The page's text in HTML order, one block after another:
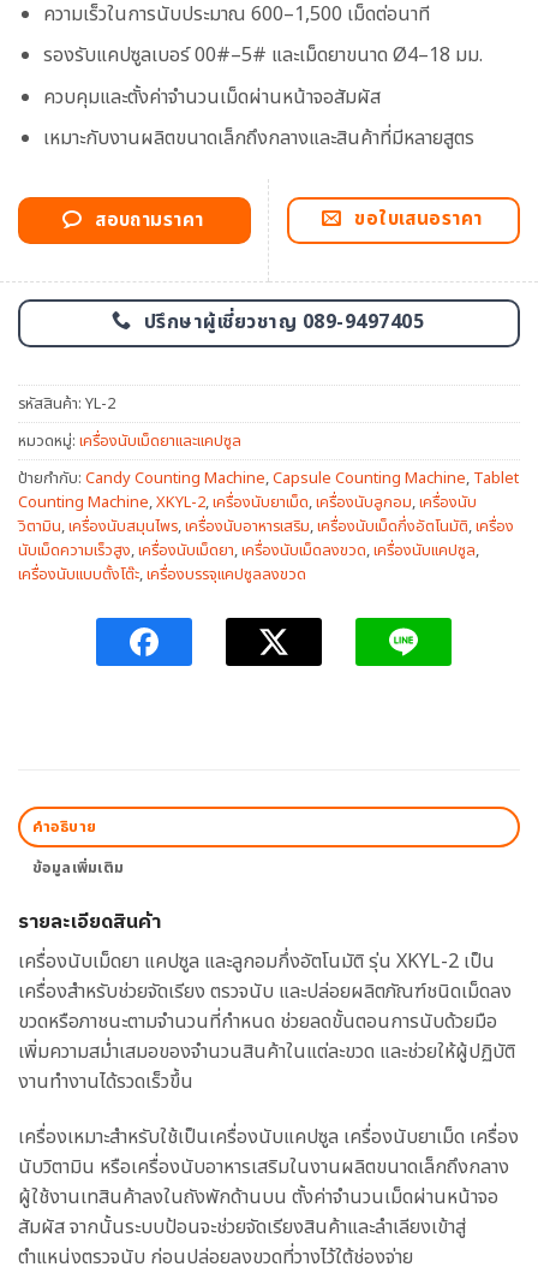
ความเร็วในการนับประมาณ 600–1,500 เม็ดต่อนาที
รองรับแคปซูลเบอร์ 00#–5# และเม็ดยาขนาด Ø4–18 มม.
ควบคุมและตั้งค่าจำนวนเม็ดผ่านหน้าจอสัมผัส
เหมาะกับงานผลิตขนาดเล็กถึงกลางและสินค้าที่มีหลายสูตร
สอบถามราคา ขอใบเสนอราคา
ปรึกษาผู้เชี่ยวชาญ 089-9497405
รหัสสินค้า: YL-2
หมวดหมู่: เครื่องนับเม็ดยาและแคปซูล
ป้ายกำกับ: Candy Counting Machine,Capsule Counting Machine, Tablet
Counting Machine,XKYL-2,เครื่องนับยาเม็ด,เครื่องนับลูกอม,เครื่องนับ
วิตามิน,เครื่องนับสมุนไพร,เครื่องนับอาหารเสริม,เครื่องนับเม็ดกึ่งอัตโนมัติ,เครื่อง
นับเม็ดความเร็วสูง,เครื่องนับเม็ดยา,เครื่องนับเม็ดลงขวด,เครื่องนับแคปซูล,
เครื่องนับแบบตั้งโต๊ะ,เครื่องบรรจุแคปซูลลงขวด
คำอธิบาย
ข้อมูลเพิ่มเติม
รายละเอียดสินค้า
เครื่องนับเม็ดยา แคปซูล และลูกอมกึ่งอัตโนมัติ รุ่น XKYL-2 เป็น
เครื่องสำหรับช่วยจัดเรียง ตรวจนับ และปล่อยผลิตภัณฑ์ชนิดเม็ดลง
ขวดหรือภาชนะตามจำนวนที่กำหนด ช่วยลดขั้นตอนการนับด้วยมือ
เพิ่มความสม่ำเสมอของจำนวนสินค้าในแต่ละขวด และช่วยให้ผู้ปฏิบัติ
งานทำงานได้รวดเร็วขึ้น
เครื่องเหมาะสำหรับใช้เป็นเครื่องนับแคปซูล เครื่องนับยาเม็ด เครื่อง
นับวิตามิน หรือเครื่องนับอาหารเสริมในงานผลิตขนาดเล็กถึงกลาง
ผู้ใช้งานเทสินค้าลงในถังพักด้านบน ตั้งค่าจำนวนเม็ดผ่านหน้าจอ
สัมผัส จากนั้นระบบป้อนจะช่วยจัดเรียงสินค้าและลำเลียงเข้าสู่
ตำแหน่งตรวจนับ ก่อนปล่อยลงขวดที่วางไว้ใต้ช่องจ่าย